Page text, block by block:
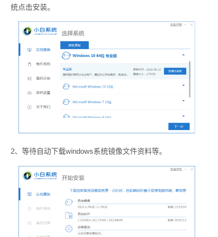
统点击安装。
2、等待自动下载windows系统镜像文件资料等。